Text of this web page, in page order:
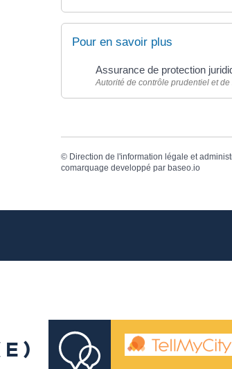
Pour en savoir plus
Assurance de protection
Autorité de contrôle prudentiel et
© Direction de l'information légale et
comarquage developpé par baseo.io